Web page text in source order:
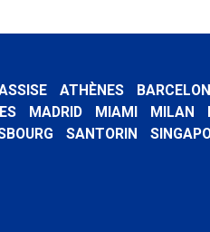
ATHÈNES
MADRID MIAMI MILAN
SANTORIN